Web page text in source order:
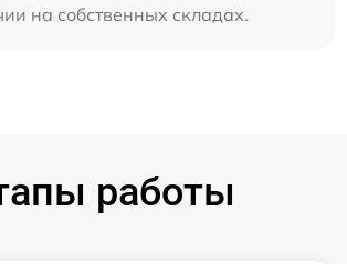
на собственных складах.
работы